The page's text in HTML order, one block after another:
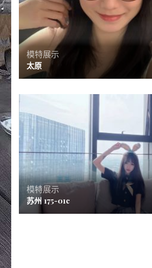
模特展示
太原
模特展示
苏州 175-01c